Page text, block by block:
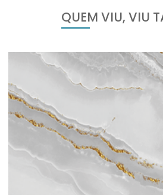
QUEM VIU, VIU